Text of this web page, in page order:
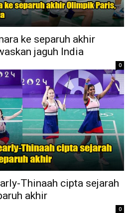
ke separuh akhir
jaguh India
0
Thinaah cipta sejarah
akhir
0